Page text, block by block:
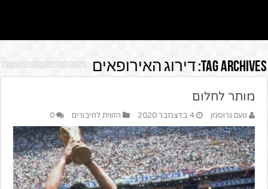
Tag Archives: דירוג האירופאים
מותר לחלום
נועם גרוסמן 4 בדצמבר 2020 הזווית לחיבורים 0